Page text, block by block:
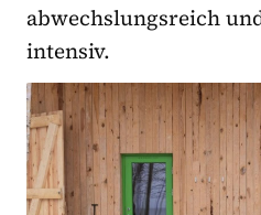
abwechslungsreich
intensiv.